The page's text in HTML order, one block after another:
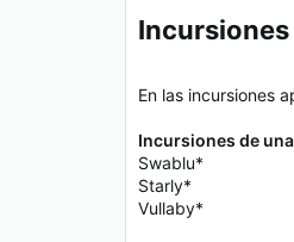
Incursiones​
En las incursiones
Incursiones de
Swablu*
Starly*
Vullaby*